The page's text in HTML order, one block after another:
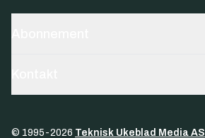
© 1995-2026 Teknisk Ukeblad Media AS